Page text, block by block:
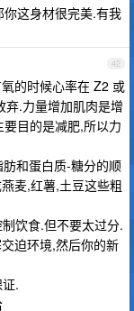
这身材很完美.有我
42
的时候心率在 Z2 或
.力量增加肌肉是增
目的是减肥,所以力
和蛋白质-糖分的顺
麦,红薯,土豆这些粗
饮食.但不要太过分.
迫环境,然后你的新
.